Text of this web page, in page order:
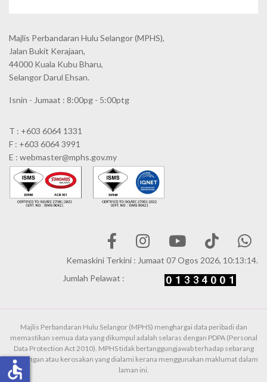
Majlis Perbandaran Hulu Selangor (MPHS),
Jalan Bukit Kerajaan,
44000 Kuala Kubu Bharu,
Selangor Darul Ehsan.
Isnin - Jumaat : 8:00pg - 5:00ptg
T : +603 6064 1331
F : +603 6064 3991
E : webmaster@mphs.gov.my
Kemaskini Terkini : Jumaat 07 Ogos 2026, 10:13:14.
Jumlah Pelawat :
Majlis Perbandaran Hulu Selangor (MPHS) menghargai data peribadi dan
memastikan semua data yang dikumpul adalah selaras dengan PDPA (Personal
Data Protection Act 2010). MPHS tidak bertanggungjawab terhadap sebarang
kehilangan atau kerosakan yang dialami kerana menggunakan maklumat dalam
laman ini.
accessible